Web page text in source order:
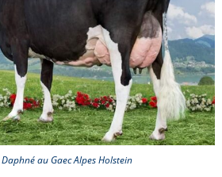
Daphné au Gaec Alpes Holstein